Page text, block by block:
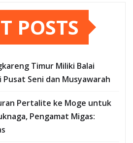
POSTS
Timur Miliki Balai
Seni dan Musyawarah
Pertalite ke Moge untuk
Pengamat Migas: